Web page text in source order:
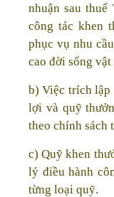
nhuận sau thuế
công tác khen
phục vụ nhu
cao đời sống
b) Việc trích lập
lợi và quỹ
theo chính sách
c) Quỹ khen
lý điều hành
từng loại quỹ.